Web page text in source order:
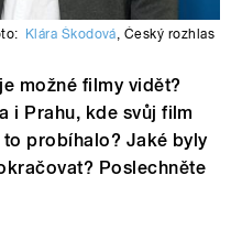
Klára Škodová Český rozhlas
možné filmy vidět?
i Prahu, kde svůj film
probíhalo? Jaké byly
Poslechněte